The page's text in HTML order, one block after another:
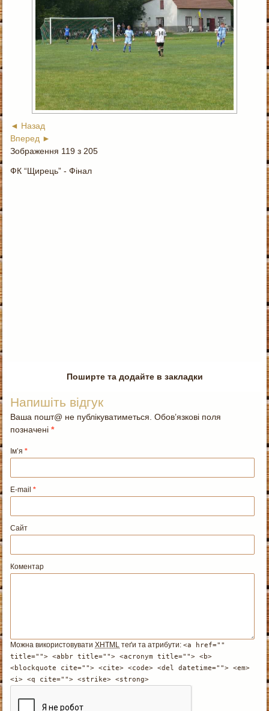
◄ Назад
Вперед ►
Зображення 119 з 205
ФК “Щирець” - Фінал
Поширте та додайте в закладки
Напишіть відгук
Ваша пошт@ не публікуватиметься. Обов’язкові поля
позначені*
Ім’я*
E-mail*
Сайт
Коментар
Можна використовуватиXHTML теґи та атрибути:<a href=""
title=""> <abbr title=""> <acronym title=""> <b>
<blockquote cite=""> <cite> <code> <del datetime=""> <em>
<i> <q cite=""> <strike> <strong>